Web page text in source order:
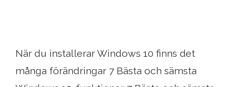
När du installerar Windows 10 finns det
många förändringar 7 Bästa och sämsta